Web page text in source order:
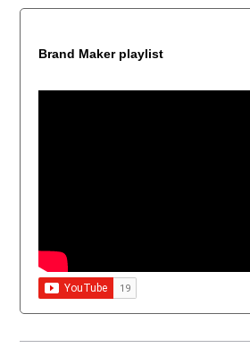
Brand Maker playlist